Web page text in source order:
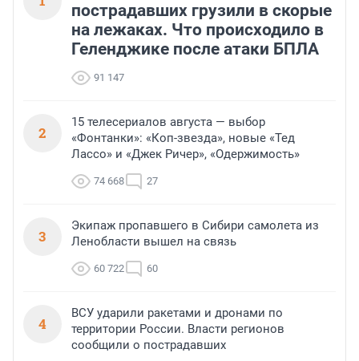
пострадавших грузили в скорые
на лежаках. Что происходило в
Геленджике после атаки БПЛА
91 147
2
15 телесериалов августа — выбор
«Фонтанки»: «Коп-звезда», новые «Тед
Лассо» и «Джек Ричер», «Одержимость»
74 668 27
3
Экипаж пропавшего в Сибири самолета из
Ленобласти вышел на связь
60 722 60
4
ВСУ ударили ракетами и дронами по
территории России. Власти регионов
сообщили о пострадавших